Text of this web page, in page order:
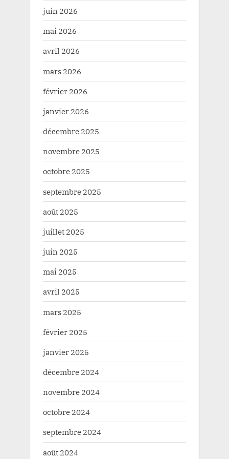
juin 2026
mai 2026
avril 2026
mars 2026
février 2026
janvier 2026
décembre 2025
novembre 2025
octobre 2025
septembre 2025
août 2025
juillet 2025
juin 2025
mai 2025
avril 2025
mars 2025
février 2025
janvier 2025
décembre 2024
novembre 2024
octobre 2024
septembre 2024
août 2024